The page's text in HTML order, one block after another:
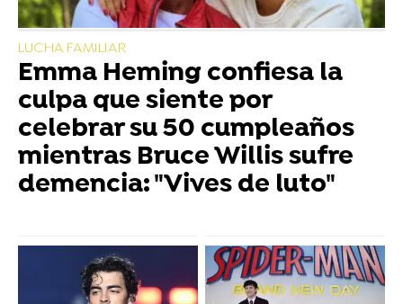
LUCHA FAMILIAR
Emma Heming confiesa la
culpa que siente por
celebrar su 50 cumpleaños
mientras Bruce Willis sufre
demencia: "Vives de luto"